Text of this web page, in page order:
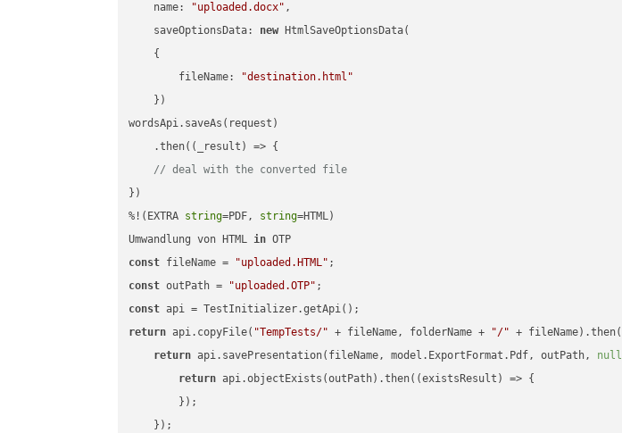
name: "uploaded.docx" ,
saveOptionsData: new HtmlSaveOptionsData(
    {
fileName:
"destination.html"
    })
wordsApi.saveAs(request)
    .then(
( _result ) => {
// deal with the converted file
})
%!(EXTRA string=PDF, string=HTML)
Umwandlung von HTML in
const fileName = "uploaded.HTML"
const outPath = "uploaded.OTP"
const
return api.copyFile( "TempTests/" + fileName, folderName + "/" + fileName).then(
return api.savePresentation(fileName, model.ExportFormat.Pdf, outPath, null
return api.objectExists(outPath).then( (existsResult ) => {
        });
    });